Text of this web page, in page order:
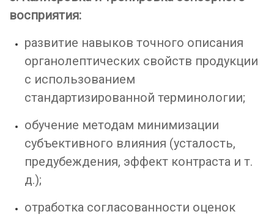
восприятия:
развитие навыков точного описания
органолептических свойств продукции
с использованием
стандартизированной терминологии;
обучение методам минимизации
субъективного влияния (усталость,
предубеждения, эффект контраста и т.
д.);
отработка согласованности оценок